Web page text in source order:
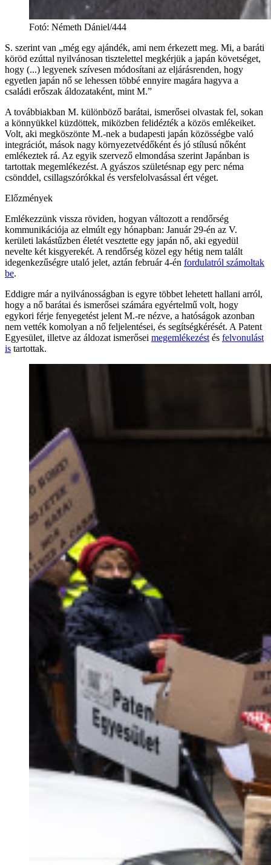
Fotó: Németh Dániel/444
S. szerint van „még egy ajándék, ami nem érkezett meg. Mi, a baráti
köröd ezúttal nyilvánosan tisztelettel megkérjük a japán követséget,
hogy (...) legyenek szívesen módosítani az eljárásrenden, hogy
egyetlen japán nő se lehessen többé ennyire magára hagyva a
családi erőszak áldozataként, mint M.”
A továbbiakban M. különböző barátai, ismerősei olvastak fel, sokan
a könnyükkel küzdöttek, miközben felidézték a közös emlékeiket.
Volt, aki megköszönte M.-nek a budapesti japán közösségbe való
integrációt, mások nagy környezetvédőként és jó stílusú nőként
emlékeztek rá. Az egyik szervező elmondása szerint Japánban is
tartottak megemlékezést. A gyászos születésnap egy perc néma
csönddel, csillagszórókkal és versfelolvasással ért véget.
Előzmények
Emlékezzünk vissza röviden, hogyan változott a rendőrség
kommunikációja az elmúlt egy hónapban: Január 29-én az V.
kerületi lakástűzben életét vesztette egy japán nő, aki egyedül
nevelte két kisgyerekét. A rendőrség közel egy hétig nem talált
idegenkezűségre utaló jelet, aztán február 4-én fordulatról számoltak
be.
Eddigre már a nyilvánosságban is egyre többet lehetett hallani arról,
hogy a nő barátai és ismerősei számára egyértelmű volt, hogy
egykori férje fenyegetést jelent M.-re nézve, a hatóságok azonban
nem vették komolyan a nő feljelentései, és segítségkérését. A Patent
Egyesület, illetve az áldozat ismerősei megemlékezést és felvonulást
is tartottak.